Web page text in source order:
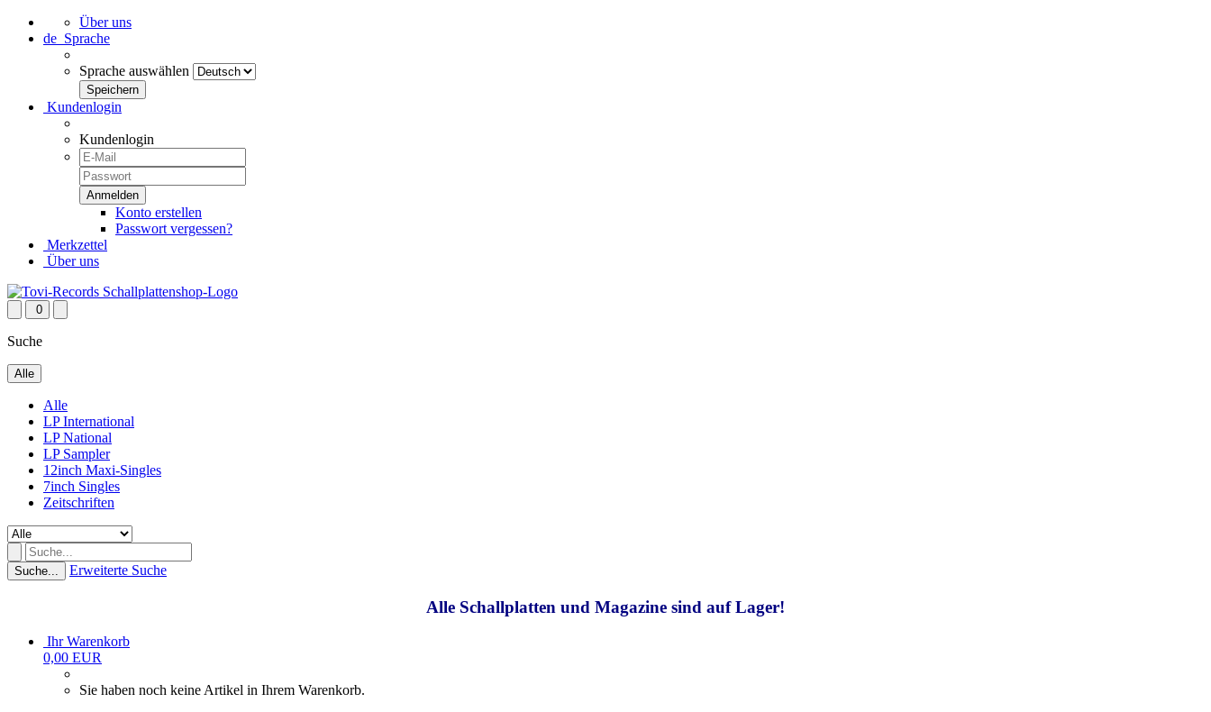
Über uns
de Sprache
Sprache auswählen
Kundenlogin
Kundenlogin
Konto erstellen
Passwort vergessen?
Merkzettel
Über uns
0
Suche
Alle
Alle
LP International
LP National
LP Sampler
12inch Maxi-Singles
7inch Singles
Zeitschriften
Suche... Erweiterte Suche
Alle Schallplatten und Magazine sind auf Lager!
Ihr Warenkorb
0,00 EUR
Sie haben noch keine Artikel in Ihrem Warenkorb.